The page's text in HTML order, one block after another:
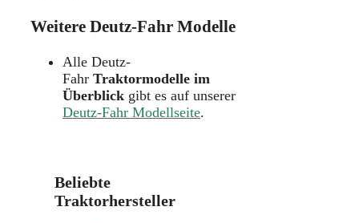
Weitere Deutz-Fahr Modelle
Alle Deutz-
Fahr Traktormodelle im
Überblick gibt es auf unserer
Deutz-Fahr Modellseite.
Beliebte
Traktorhersteller